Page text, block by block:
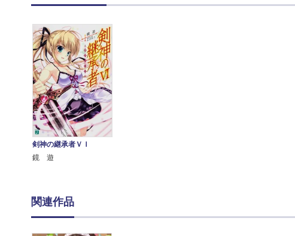
剣神の継承者ＶＩ
鏡 遊
関連作品